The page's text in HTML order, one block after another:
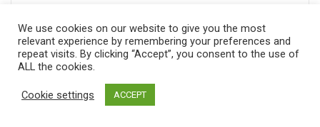
Nagkaroon
We use cookies on our website to give you the most
relevant experience by remembering your preferences and
repeat visits. By clicking “Accept”, you consent to the use of
ALL the cookies.
Cookie settings ACCEPT